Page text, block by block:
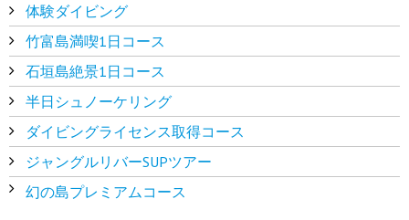
体験ダイビング
竹富島満喫1日コース
石垣島絶景1日コース
半日シュノーケリング
ダイビングライセンス取得コース
ジャングルリバーSUPツアー
幻の島プレミアムコース